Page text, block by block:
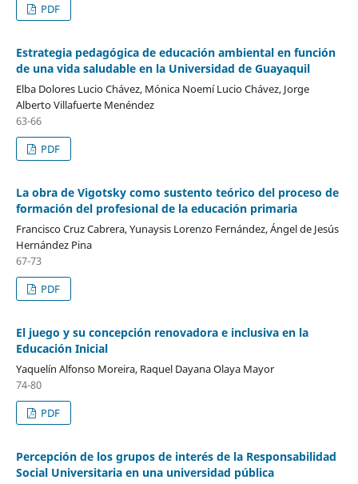
PDF
Estrategia pedagógica de educación ambiental en función
de una vida saludable en la Universidad de Guayaquil
Elba Dolores Lucio Chávez, Mónica Noemí Lucio Chávez, Jorge
Alberto Villafuerte Menéndez
63-66
PDF
La obra de Vigotsky como sustento teórico del proceso de
formación del profesional de la educación primaria
Francisco Cruz Cabrera, Yunaysis Lorenzo Fernández, Ángel de Jesús
Hernández Pina
67-73
PDF
El juego y su concepción renovadora e inclusiva en la
Educación Inicial
Yaquelín Alfonso Moreira, Raquel Dayana Olaya Mayor
74-80
PDF
Percepción de los grupos de interés de la Responsabilidad
Social Universitaria en una universidad pública